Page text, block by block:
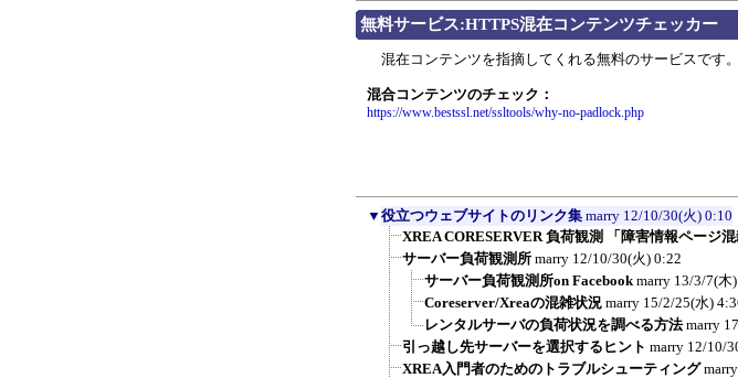
無料サービス:HTTPS混在コンテンツチェッカー
混在コンテンツを指摘してくれる無料のサービスです。
混合コンテンツのチェック：
https://www.bestssl.net/ssltools/why-no-padlock.php
▼ 役立つウェブサイトのリンク集 marry 12/10/30(火) 0:10
XREA CORESERVER 負荷観測 「障害情報ページ
サーバー負荷観測所 marry 12/10/30(火) 0:22
サーバー負荷観測所on Facebook marry 13/3/7(木
Coreserver/Xreaの混雑状況 marry 15/2/25(水)
レンタルサーバの負荷状況を調べる方法 marry
引っ越し先サーバーを選択するヒント marry 12/10/
XREA入門者のためのトラブルシューティング marry